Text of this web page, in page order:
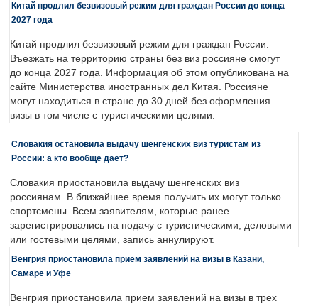
Китай продлил безвизовый режим для граждан России до конца
2027 года
Китай продлил безвизовый режим для граждан России.
Въезжать на территорию страны без виз россияне смогут
до конца 2027 года. Информация об этом опубликована на
сайте Министерства иностранных дел Китая. Россияне
могут находиться в стране до 30 дней без оформления
визы в том числе с туристическими целями.
Словакия остановила выдачу шенгенских виз туристам из
России: а кто вообще дает?
Словакия приостановила выдачу шенгенских виз
россиянам. В ближайшее время получить их могут только
спортсмены. Всем заявителям, которые ранее
зарегистрировались на подачу с туристическими, деловыми
или гостевыми целями, запись аннулируют.
Венгрия приостановила прием заявлений на визы в Казани,
Самаре и Уфе
Венгрия приостановила прием заявлений на визы в трех